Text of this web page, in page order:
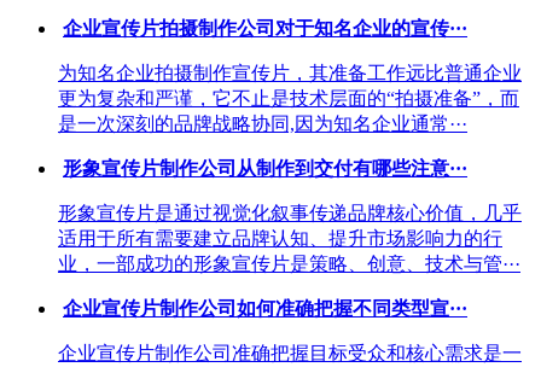
企业宣传片拍摄制作公司对于知名企业的宣传···
为知名企业拍摄制作宣传片，其准备工作远比普通企业
更为复杂和严谨，它不止是技术层面的“拍摄准备”，而
是一次深刻的品牌战略协同,因为知名企业通常···
形象宣传片制作公司从制作到交付有哪些注意···
形象宣传片是通过视觉化叙事传递品牌核心价值，几乎
适用于所有需要建立品牌认知、提升市场影响力的行
业，一部成功的形象宣传片是策略、创意、技术与管···
企业宣传片制作公司如何准确把握不同类型宣···
企业宣传片制作公司准确把握目标受众和核心需求是一